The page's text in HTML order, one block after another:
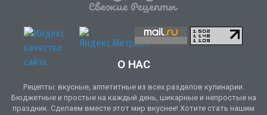
О НАС
Рецепты: вкусные, аппетитные из всех разделов кулинарии.
Бюджетные и простые на каждый день, шикарные и непростые на
праздник. Сделаем вместе этот мир вкуснее! Хотите стать нашим